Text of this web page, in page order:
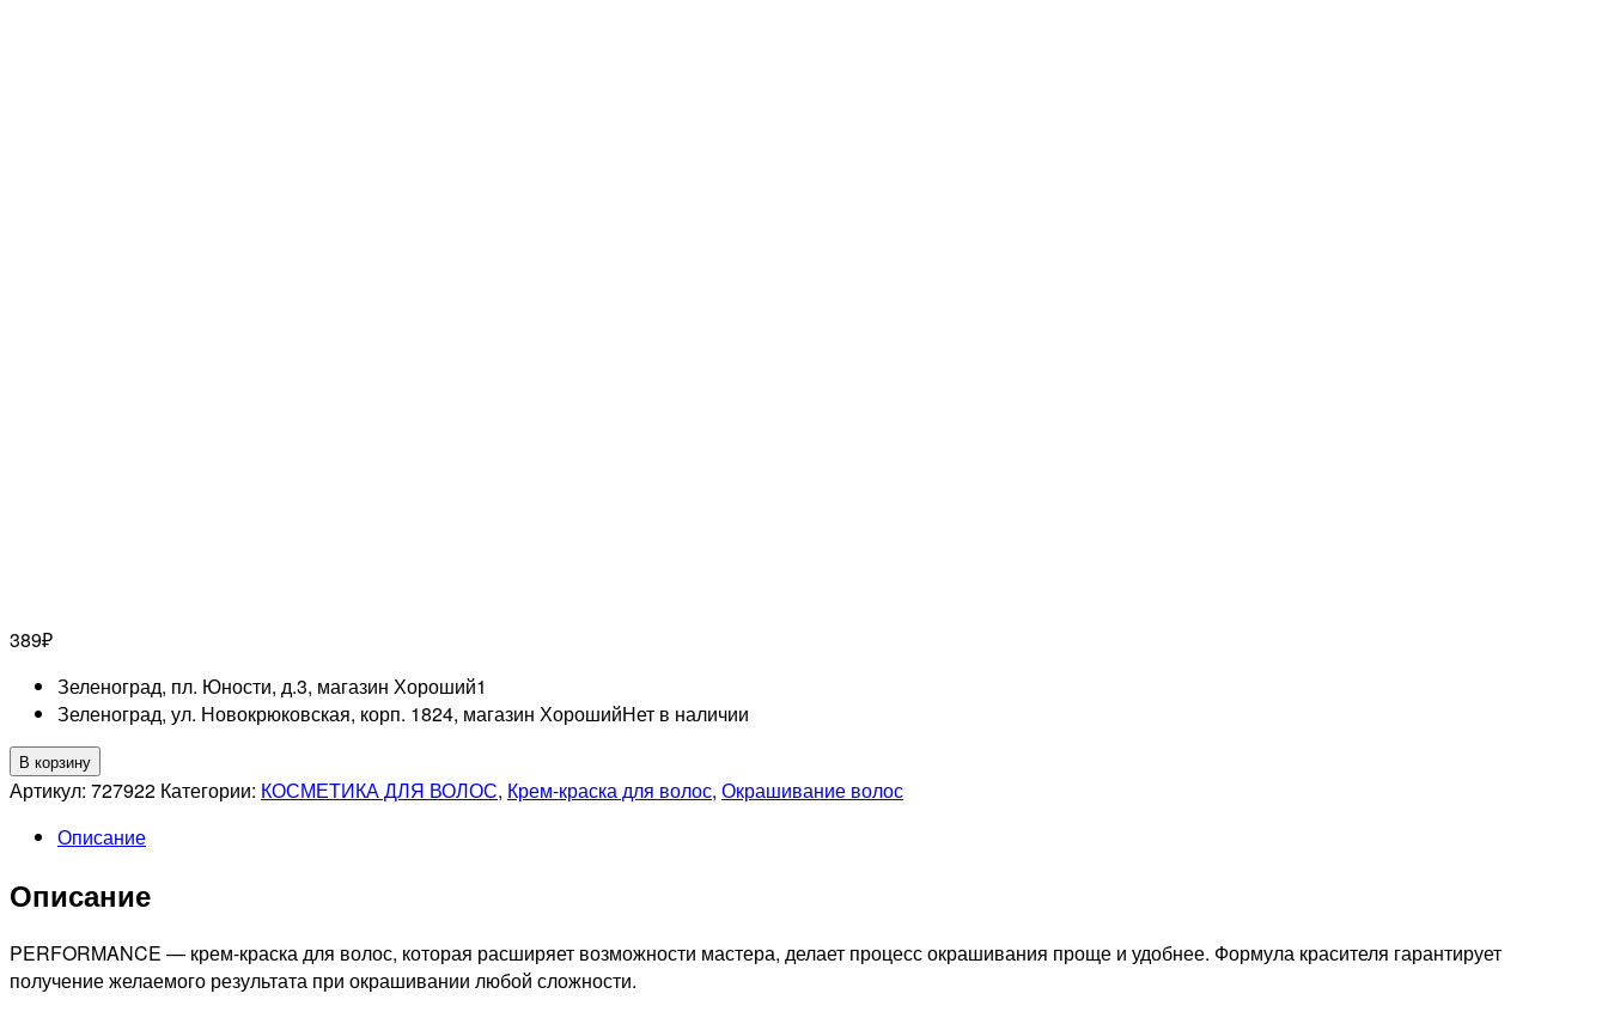
389₽
Зеленоград, пл. Юности, д.3, магазин Хороший1
Зеленоград, ул. Новокрюковская, корп. 1824, магазин ХорошийНет в наличии
Количество
товара
PROFESSIONNEL
8/43
КРЕМ-
КРАСКА
В корзину
Артикул: 727922 Категории: КОСМЕТИКА ДЛЯ ВОЛОС, Крем-краска для волос, Окрашивание волос
Описание
Описание
PERFORMANCE — крем-краска для волос, которая расширяет возможности мастера, делает процесс окрашивания проще и удобнее. Формула красителя гарантирует
получение желаемого результата при окрашивании любой сложности.